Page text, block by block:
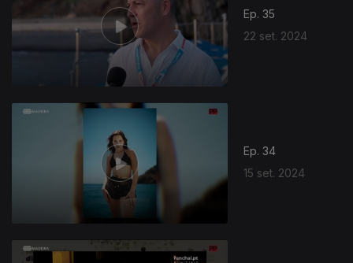
Ep. 35
22 set. 2024
Ep. 34
15 set. 2024